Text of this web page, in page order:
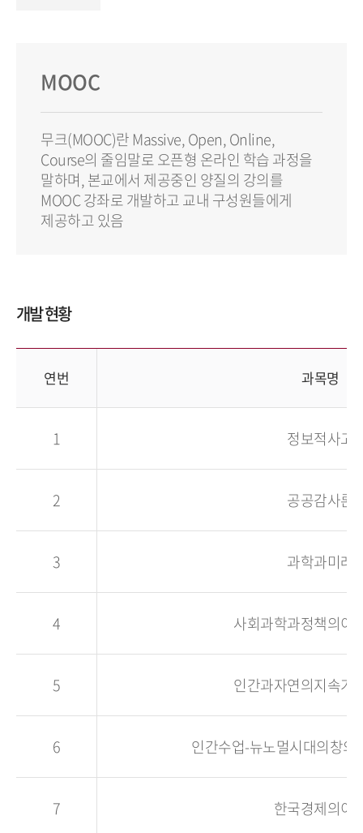
MOOC
무크(MOOC)란 Massive, Open, Online,
Course의 줄임말로 오픈형 온라인 학습 과정을
말하며, 본교에서 제공중인 양질의 강의를
MOOC 강좌로 개발하고 교내 구성원들에게
제공하고 있음
개발 현황
연번 과목명
1 정보적사고
2 공공감사론
3 과학과미래
4 사회과학과정책의이
5 인간과자연의지속가
6 인간수업-뉴노멀시대의창의
7 한국경제의이